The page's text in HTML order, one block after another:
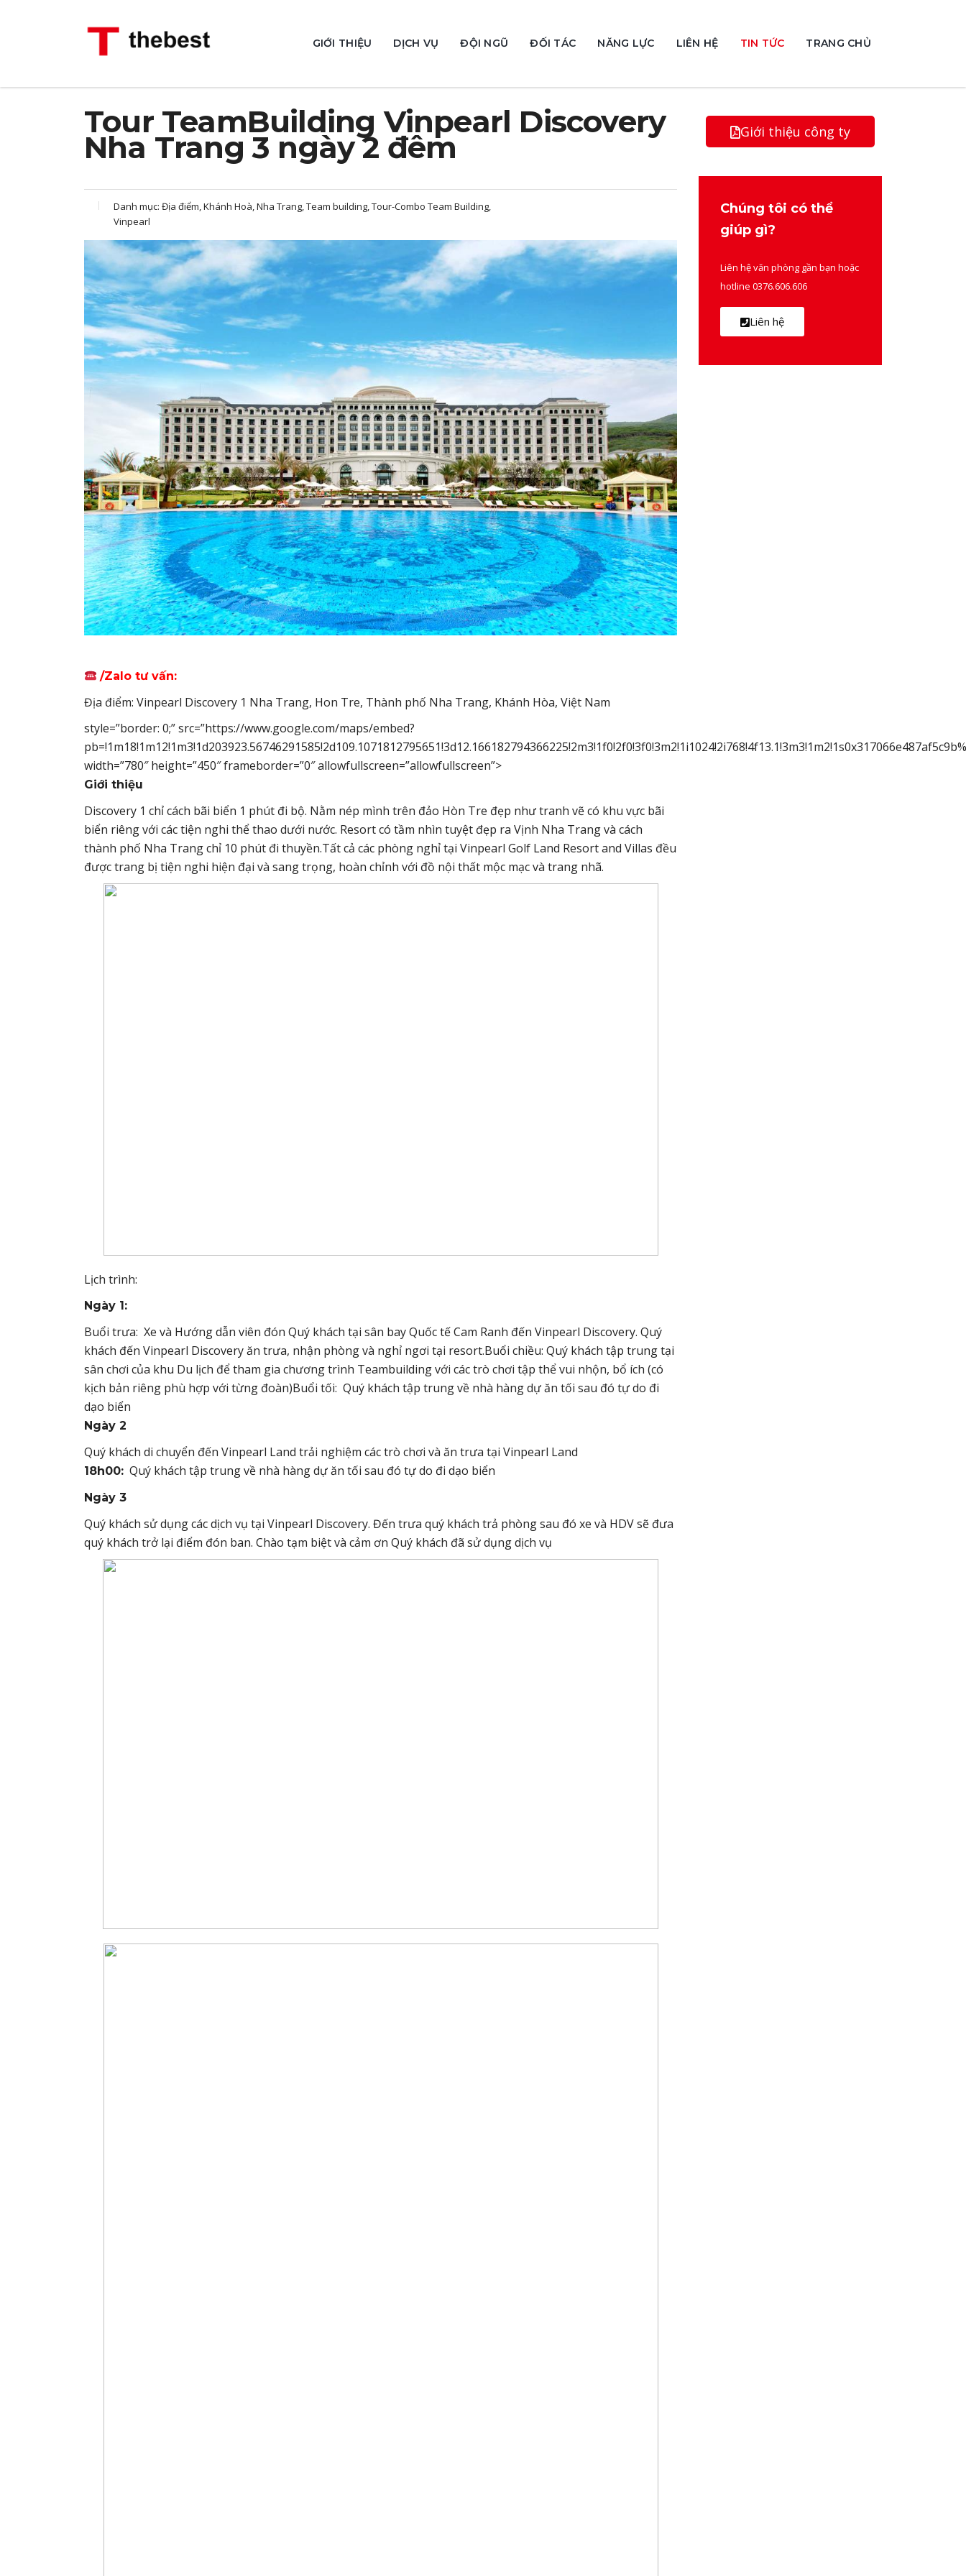
GIỚI THIỆU DỊCH VỤ ĐỘI NGŨ ĐỐI TÁC NĂNG LỰC LIÊN HỆ TIN TỨC TRANG CHỦ
Tour TeamBuilding Vinpearl Discovery
Nha Trang 3 ngày 2 đêm
Danh mục: Địa điểm, Khánh Hoà, Nha Trang, Team building, Tour-Combo Team Building,
Vinpearl
/Zalo tư vấn:
Địa điểm: Vinpearl Discovery 1 Nha Trang, Hon Tre, Thành phố Nha Trang, Khánh Hòa, Việt Nam
style=”border: 0;” src=”https://www.google.com/maps/embed?
width=”780″ height=”450″ frameborder=”0″ allowfullscreen=”allowfullscreen”>
Giới thiệu
Discovery 1 chỉ cách bãi biển 1 phút đi bộ. Nằm nép mình trên đảo Hòn Tre đẹp như tranh vẽ có khu vực bãi
biển riêng với các tiện nghi thể thao dưới nước. Resort có tầm nhìn tuyệt đẹp ra Vịnh Nha Trang và cách
thành phố Nha Trang chỉ 10 phút đi thuyền.Tất cả các phòng nghỉ tại Vinpearl Golf Land Resort and Villas đều
được trang bị tiện nghi hiện đại và sang trọng, hoàn chỉnh với đồ nội thất mộc mạc và trang nhã.
Lịch trình:
Ngày 1:
Buổi trưa: Xe và Hướng dẫn viên đón Quý khách tại sân bay Quốc tế Cam Ranh đến Vinpearl Discovery. Quý
khách đến Vinpearl Discovery ăn trưa, nhận phòng và nghỉ ngơi tại resort.Buổi chiều: Quý khách tập trung tại
sân chơi của khu Du lịch để tham gia chương trình Teambuilding với các trò chơi tập thể vui nhộn, bổ ích (có
kịch bản riêng phù hợp với từng đoàn)Buổi tối: Quý khách tập trung về nhà hàng dự ăn tối sau đó tự do đi
dạo biển
Ngày 2
Quý khách di chuyển đến Vinpearl Land trải nghiệm các trò chơi và ăn trưa tại Vinpearl Land
18h00: Quý khách tập trung về nhà hàng dự ăn tối sau đó tự do đi dạo biển
Ngày 3
Quý khách sử dụng các dịch vụ tại Vinpearl Discovery. Đến trưa quý khách trả phòng sau đó xe và HDV sẽ đưa
quý khách trở lại điểm đón ban. Chào tạm biệt và cảm ơn Quý khách đã sử dụng dịch vụ
Giới thiệu công ty
Chúng tôi có thể
giúp gì?
Liên hệ văn phòng gần bạn hoặc
hotline 0376.606.606
Liên hệ